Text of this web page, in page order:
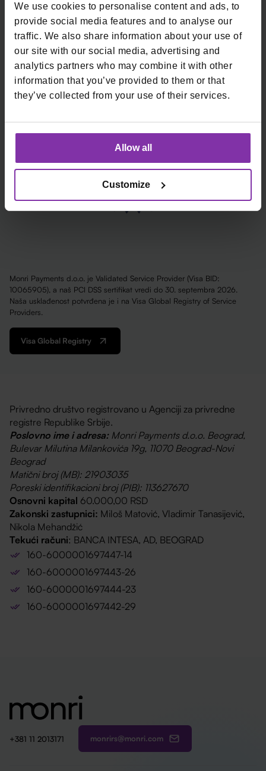
We use cookies to personalise content and ads, to
provide social media features and to analyse our
traffic. We also share information about your use of
our site with our social media, advertising and
analytics partners who may combine it with other
information that you’ve provided to them or that
they’ve collected from your use of their services.
Allow all
Customize
Monri Payments d.o.o. je Validated Service Provider (Visa BID:
10065905), a naš PCI DSS sertifikat vredi do 30. septembra 2026.
Naša usklađenost potvrđena je i na Visa Global Registry of Service
Providers.
Visa Global Registry
Privredno društvo registrovano u Agenciji za privredne
registre Republike Srbije.
Poslovno ime i adresa: Monri Payments d.o.o. Beograd,
Bulevar Milutina Milankovića 19g, 11070 Beograd-Novi
Beograd
Matični broj (MB): 21903035
Poreski identifikacioni broj (PIB): 113627670
Osnovni kapital 60.000,00 RSD
Zakonski zastupnici: Miloš Matović, Vladimir Tanasijević,
Nikola Mehandžić
Tekući računi: BANCA INTESA, AD, BEOGRAD
160-6000001697447-14
160-6000001697443-26
160-6000001697444-23
160-6000001697442-29
+381 11 2013171 monrirs@monri.com